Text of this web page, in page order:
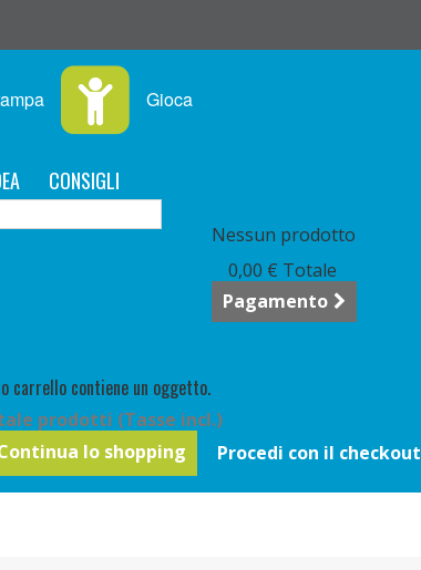
Gioca
CONSIGLI
Nessun prodotto
0,00 € Totale
Pagamento
carrello contiene un oggetto.
prodotti (Tasse incl.)
lo shopping
Procedi con il checkout